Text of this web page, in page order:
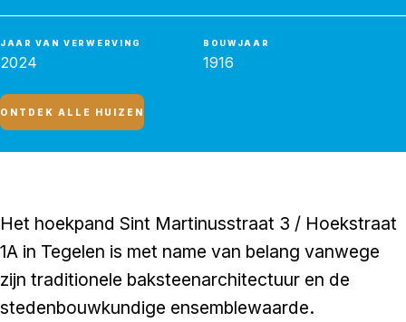
JAAR VAN VERWERVING
2024
BOUWJAAR
1916
ONTDEK ALLE HUIZEN
Het hoekpand Sint Martinusstraat 3 / Hoekstraat
1A in Tegelen is met name van belang vanwege
zijn traditionele baksteenarchitectuur en de
stedenbouwkundige ensemblewaarde.